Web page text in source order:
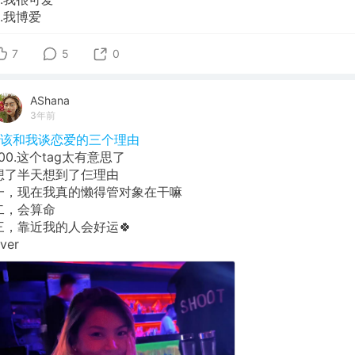
博爱
7 5 0
AShana
3年前
和我谈恋爱的三个理由
这个tag太有意思了
了半天想到了仨理由
，现在我真的懒得管对象在干嘛
，会算命
，靠近我的人会好运🍀